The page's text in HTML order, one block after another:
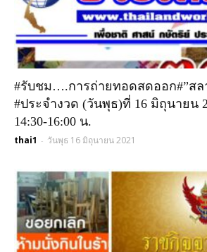
#รับชม….การถ่ายทอดสดออก#”สล
#ประจำงวด (วันพุธ)ที่ 16 มิถุนายน
14:30-16:00 น.
thai1 - วันพุธ 16 มิถุนายน 2021